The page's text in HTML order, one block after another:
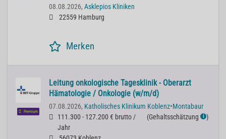
08.08.2026, Asklepios Kliniken
22559 Hamburg
Merken
Premium
Leitung onkologische Tagesklinik - Oberarzt
Hämatologie / Onkologie (w/m/d)
07.08.2026, Katholisches Klinikum Koblenz•Montabaur
111.300 - 127.200 € brutto /
Jahr
(Gehaltsschätzung ℹ )